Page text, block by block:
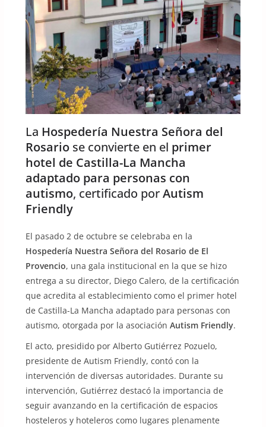
La Hospedería Nuestra Señora del
Rosariose convierte en el primer
hotel de Castilla-La Mancha
adaptado para personas con
autismo, certificado porAutism
Friendly
El pasado 2 de octubre se celebraba en la
Hospedería Nuestra Señora del Rosario de El
Provencio, una gala institucional en la que se hizo
entrega a su director, Diego Calero, de la certificación
que acredita al establecimiento como el primer hotel
de Castilla-La Mancha adaptado para personas con
autismo, otorgada por la asociación Autism Friendly.
El acto, presidido por Alberto Gutiérrez Pozuelo,
presidente de Autism Friendly, contó con la
intervención de diversas autoridades. Durante su
intervención, Gutiérrez destacó la importancia de
seguir avanzando en la certificación de espacios
hosteleros y hoteleros como lugares plenamente